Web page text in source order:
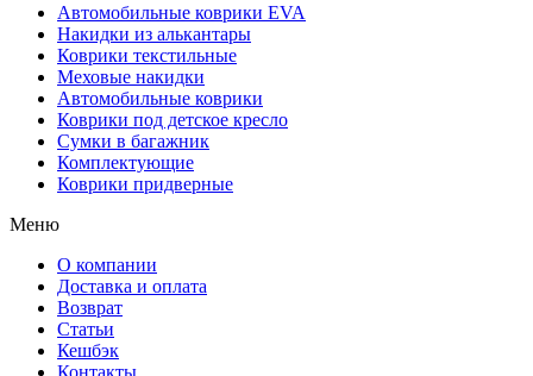
Автомобильные коврики EVA
Накидки из алькантары
Коврики текстильные
Меховые накидки
Автомобильные коврики
Коврики под детское кресло
Сумки в багажник
Комплектующие
Коврики придверные
Меню
О компании
Доставка и оплата
Возврат
Статьи
Кешбэк
Контакты